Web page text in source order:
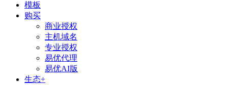
模板
购买
商业授权
主机域名
专业授权
易优代理
易优AI版
生态+